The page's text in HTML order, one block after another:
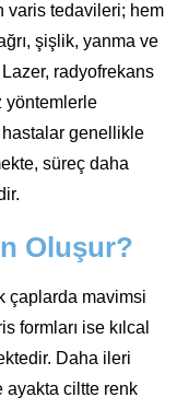
varis tedavileri; hem
şişlik, yanma ve
Lazer, radyofrekans
yöntemlerle
genellikle
süreç daha
Oluşur?
çaplarda mavimsi
formları ise kılcal
Daha ileri
ayakta ciltte renk